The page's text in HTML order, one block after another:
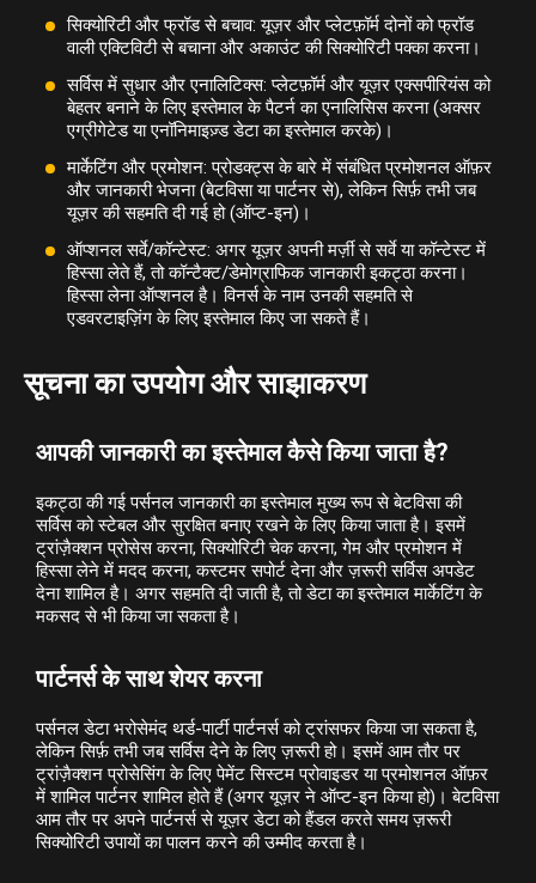
सिक्योरिटी और फ्रॉड से बचाव: यूज़र और प्लेटफ़ॉर्म दोनों को फ्रॉड
वाली एक्टिविटी से बचाना और अकाउंट की सिक्योरिटी पक्का करना।
सर्विस में सुधार और एनालिटिक्स: प्लेटफ़ॉर्म और यूज़र एक्सपीरियंस को
बेहतर बनाने के लिए इस्तेमाल के पैटर्न का एनालिसिस करना (अक्सर
एग्रीगेटेड या एनॉनिमाइज़्ड डेटा का इस्तेमाल करके)।
मार्केटिंग और प्रमोशन: प्रोडक्ट्स के बारे में संबंधित प्रमोशनल ऑफ़र
और जानकारी भेजना (बेटविसा या पार्टनर से), लेकिन सिर्फ़ तभी जब
यूज़र की सहमति दी गई हो (ऑप्ट-इन)।
ऑप्शनल सर्वे/कॉन्टेस्ट: अगर यूज़र अपनी मर्ज़ी से सर्वे या कॉन्टेस्ट में
हिस्सा लेते हैं, तो कॉन्टैक्ट/डेमोग्राफिक जानकारी इकट्ठा करना।
हिस्सा लेना ऑप्शनल है। विनर्स के नाम उनकी सहमति से
एडवरटाइज़िंग के लिए इस्तेमाल किए जा सकते हैं।
सूचना का उपयोग और साझाकरण
आपकी जानकारी का इस्तेमाल कैसे किया जाता है?
इकट्ठा की गई पर्सनल जानकारी का इस्तेमाल मुख्य रूप से बेटविसा की
सर्विस को स्टेबल और सुरक्षित बनाए रखने के लिए किया जाता है। इसमें
ट्रांज़ैक्शन प्रोसेस करना, सिक्योरिटी चेक करना, गेम और प्रमोशन में
हिस्सा लेने में मदद करना, कस्टमर सपोर्ट देना और ज़रूरी सर्विस अपडेट
देना शामिल है। अगर सहमति दी जाती है, तो डेटा का इस्तेमाल मार्केटिंग के
मकसद से भी किया जा सकता है।
पार्टनर्स के साथ शेयर करना
पर्सनल डेटा भरोसेमंद थर्ड-पार्टी पार्टनर्स को ट्रांसफर किया जा सकता है,
लेकिन सिर्फ़ तभी जब सर्विस देने के लिए ज़रूरी हो। इसमें आम तौर पर
ट्रांज़ैक्शन प्रोसेसिंग के लिए पेमेंट सिस्टम प्रोवाइडर या प्रमोशनल ऑफ़र
में शामिल पार्टनर शामिल होते हैं (अगर यूज़र ने ऑप्ट-इन किया हो)। बेटविसा
आम तौर पर अपने पार्टनर्स से यूज़र डेटा को हैंडल करते समय ज़रूरी
सिक्योरिटी उपायों का पालन करने की उम्मीद करता है।